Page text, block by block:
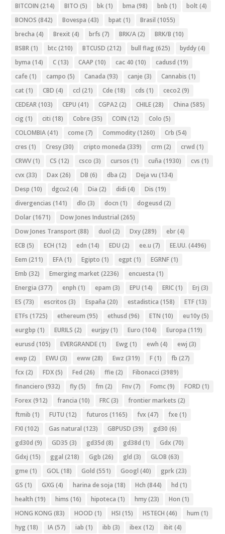
BITCOIN (214) BITO (5) bk(1) bma (98) bnb (1) bolt (4)
BONOS (842) Bovespa (43) bpat (1) Brasil (1055)
brecha (4) Brexit (4) brfs (7) BRK/A(2) BRK/B (10)
BSBR(1) btc(210) BTCUSD (212) bull flag (625) byddy(4)
byma (14) C(13) CAAP (10) cac 40 (10) cadusd (19)
cafe (1) campo (5) Canada (93) canje (3) Cannabis (1)
cat (1) CBD (4) ccl (21) Cde (18) cds (1) ceco2(9)
CEDEAR(103) CEPU (41) CGPA2(2) CHILE(28) China (585)
cig (1) citi (18) Cobre (35) COIN (12) Colo (5)
COLOMBIA(41) come (7) Commodity(1260) Crb (54)
cres (1) Cresy(30) cripto moneda (339) crm (2) crwd (1)
CRWV(1) CS (12) csco (3) cursos (1) cuña (1930) cvs (1)
cvx (33) Dax (26) DB (6) dba (2) Deja vu (134)
Desp (10) dgcu2(4) Dia (2) didi (4) Dis (19)
divergencias (141) dlo (3) docn (1) dogeusd (2)
Dolar(1671) Dow Jones Industrial (265)
Dow Jones Transport (88) duol (2) Dxy(289) ebr(4)
ECB (5) ECH (12) edn (14) EDU (2) ee.u (7) EE.UU. (4496)
Eem (211) EFA(1) Egipto (1) egpt (1) EGRNF(1)
Emb (32) Emerging market (2236) encuesta (1)
Energia (377) enph (1) epam (3) EPU (14) ERIC(1) Erj (3)
ES (73) escritos (3) España (20) estadistica (158) ETF(13)
ETFs (1725) ethereum (95) ethusd (96) ETN (10) eu10y(5)
eurgbp (1) EURILS (2) eurjpy(1) Euro (104) Europa (119)
eurusd (105) EVERGRANDE(1) Ewg (1) ewh (4) ewj (3)
ewp (2) EWU (3) eww(28) Ewz (319) F(1) fb (27)
fcx (2) FDX(5) Fed (26) ffie (2) Fibonacci (3989)
financiero (932) fly(5) fm (2) Fnv(7) Fomc(9) FORD (1)
Forex (912) francia (10) FRC(3) frontier markets (2)
ftmib (1) FUTU (12) futuros (1165) fvx (47) fxe (1)
FXI (102) Gas natural (123) GBPUSD (39) gd30 (6)
gd30d (9) GD35 (3) gd35d (8) gd38d (1) Gdx (70)
Gdxj (15) ggal (218) Ggb (26) gld (3) GLOB (63)
gme (1) GOL(18) Gold (551) Googl (40) gprk(23)
GS (1) GXG (4) harina de soja (18) Hch (844) hd (1)
health (19) hims (16) hipoteca (1) hmy(23) Hon (1)
HONG KONG (83) HOOD (1) HSI (15) HSTECH (46) hum (1)
hyg (18) IA(57) iab (1) ibb (3) ibex (12) ibit (4)